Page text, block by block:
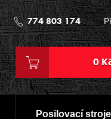
774 803 174
0
Posilovací stroje